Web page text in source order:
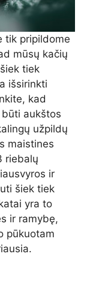
tik pripildome
mūsų kačių
tiek
išsirinkti
kad
aukštos
užpildų
maistines
riebalų
ir
šiek tiek
yra to
ir ramybę,
pūkuotam